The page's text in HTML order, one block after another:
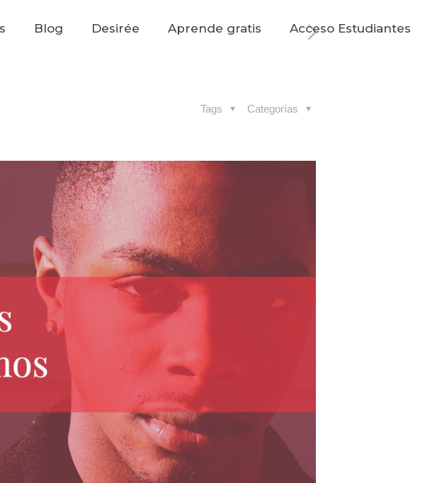
Blog Desirée Aprende gratis Acceso Estudiantes
Categorías
Tags